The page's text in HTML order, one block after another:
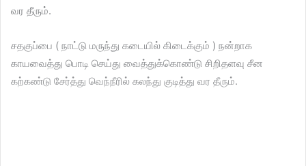
வர தீரும்.
சதகுப்பை ( நாட்டு மருந்து கடையில் கிடைக்கும் ) நன்றாக
காயவைத்து பொடி செய்து வைத்துக்கொண்டு சிறிதளவு சீன
கற்கண்டு சேர்த்து வெந்நீரில் கலந்து குடித்து வர தீரும்.